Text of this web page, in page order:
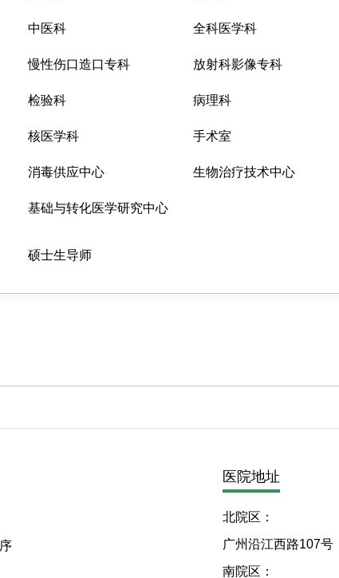
中医科 全科医学科
慢性伤口造口专科 放射科影像专科
检验科 病理科
核医学科 手术室
消毒供应中心 生物治疗技术中心
基础与转化医学研究中心
硕士生导师
医院地址
北院区：
广州沿江西路107号
南院区：